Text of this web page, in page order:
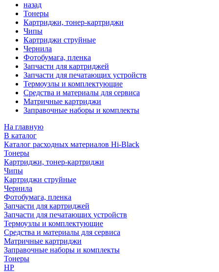
назад
Тонеры
Картриджи, тонер-картриджи
Чипы
Картриджи струйные
Чернила
Фотобумага, пленка
Запчасти для картриджей
Запчасти для печатающих устройств
Термоузлы и комплектующие
Средства и материалы для сервиса
Матричные картриджи
Заправочные наборы и комплекты
На главную
В каталог
Каталог расходных материалов Hi-Black
Тонеры
Картриджи, тонер-картриджи
Чипы
Картриджи струйные
Чернила
Фотобумага, пленка
Запчасти для картриджей
Запчасти для печатающих устройств
Термоузлы и комплектующие
Средства и материалы для сервиса
Матричные картриджи
Заправочные наборы и комплекты
Тонеры
HP